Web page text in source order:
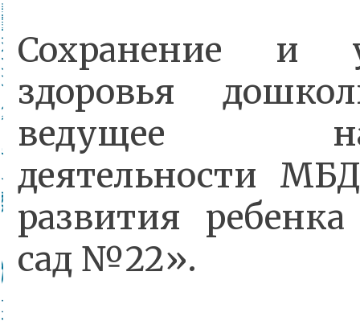
Сохранение и
здоровья
ведущее
деятельности
развития
сад №22».